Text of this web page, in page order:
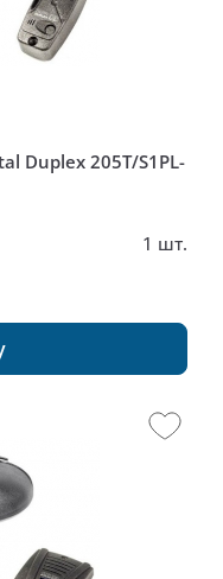
Duplex 205Т/S1PL-
1 шт.